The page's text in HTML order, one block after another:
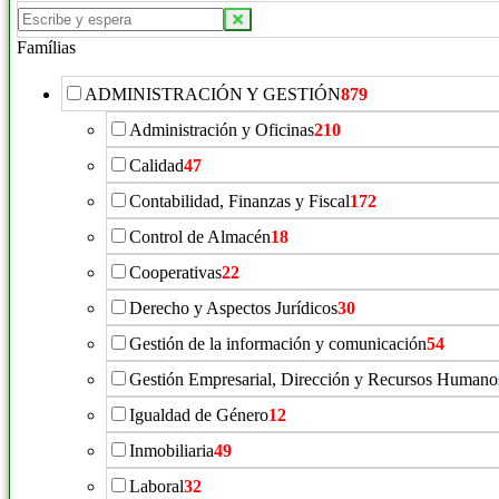
Famílias
ADMINISTRACIÓN Y GESTIÓN879
Administración y Oficinas210
Calidad47
Contabilidad, Finanzas y Fiscal172
Control de Almacén18
Cooperativas22
Derecho y Aspectos Jurídicos30
Gestión de la información y comunicación54
Gestión Empresarial, Dirección y Recursos
Igualdad de Género12
Inmobiliaria49
Laboral32